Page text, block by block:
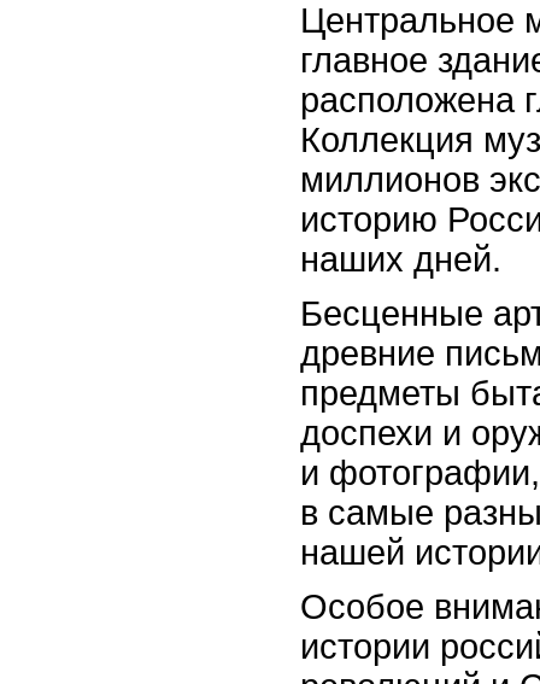
Центральное
главное
расположена
Коллекция
миллионов
историю
наших дней.
Бесценные
древние
предметы
доспехи и
и
в самые
нашей
Особое
истории